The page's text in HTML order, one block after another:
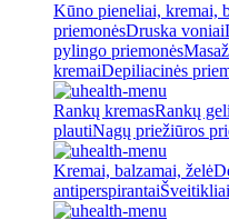
Kūno pieneliai, kremai,
priemonėsDruska voniai
pylingo priemonės
kremaiDepiliacinės
Rankų kremasRankų
plautiNagų priežiūros
Kremai, balzamai, želė
antiperspirantaiŠveitikliai